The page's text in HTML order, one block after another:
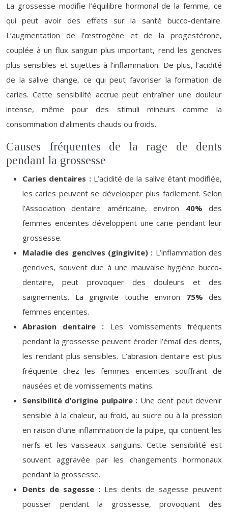
La grossesse modifie l’équilibre hormonal de la femme, ce
qui peut avoir des effets sur la santé bucco-dentaire.
L’augmentation de l’œstrogène et de la progestérone,
couplée à un flux sanguin plus important, rend les gencives
plus sensibles et sujettes à l’inflammation. De plus, l’acidité
de la salive change, ce qui peut favoriser la formation de
caries. Cette sensibilité accrue peut entraîner une douleur
intense, même pour des stimuli mineurs comme la
consommation d’aliments chauds ou froids.
Causes fréquentes de la rage de dents
pendant la grossesse
Caries dentaires : L’acidité de la salive étant modifiée,
les caries peuvent se développer plus facilement. Selon
l’Association dentaire américaine, environ 40%des
femmes enceintes développent une carie pendant leur
grossesse.
Maladie des gencives (gingivite) : L’inflammation des
gencives, souvent due à une mauvaise hygiène bucco-
dentaire, peut provoquer des douleurs et des
saignements. La gingivite touche environ 75% des
femmes enceintes.
Abrasion dentaire : Les vomissements fréquents
pendant la grossesse peuvent éroder l’émail des dents,
les rendant plus sensibles. L’abrasion dentaire est plus
fréquente chez les femmes enceintes souffrant de
nausées et de vomissements matins.
Sensibilité d’origine pulpaire : Une dent peut devenir
sensible à la chaleur, au froid, au sucre ou à la pression
en raison d’une inflammation de la pulpe, qui contient les
nerfs et les vaisseaux sanguins. Cette sensibilité est
souvent aggravée par les changements hormonaux
pendant la grossesse.
Dents de sagesse : Les dents de sagesse peuvent
pousser pendant la grossesse, provoquant des